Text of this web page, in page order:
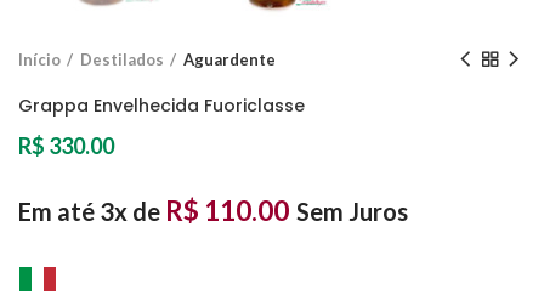
Início Destilados Aguardente
Grappa Envelhecida Fuoriclasse
R$ 330.00
Em até 3x de R$ 110.00 Sem Juros